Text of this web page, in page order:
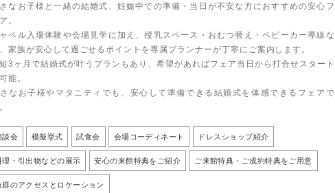
なお子様と一緒の結婚式、妊娠中での準備・当日が不安な方におすすめの安心フ
。
ペル入場体験や会場見学に加え、授乳スペース・おむつ替え・ベビーカー導線な
家族が安心して過ごせるポイントを専属プランナーが丁寧にご案内します。
3ヶ月で結婚式が叶うプランもあり、希望があればフェア当日から打合せスタート
能。
なお子様やマタニティでも、安心して準備できる結婚式を体感できるフェアで
談会 模擬挙式 試食会 会場コーディネート ドレスショップ紹介
理・引出物などの展示 安心の来館特典をご紹介 ご来館特典・ご成約特典をご用意
群のアクセスとロケーション